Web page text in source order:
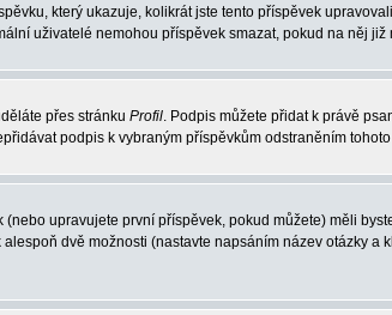
který ukazuje, kolikrát jste tento příspěvek
uživatelé nemohou příspěvek smazat, pokud na něj
přes stránku Profil. Podpis můžete přidat k právě
podpis k vybraným příspěvkům odstraněním
upravujete první příspěvek, pokud můžete) měli
dvě možnosti (nastavte napsáním název otázky a